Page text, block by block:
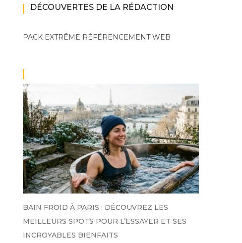
DÉCOUVERTES DE LA RÉDACTION
PACK EXTRÊME RÉFÉRENCEMENT WEB
BAIN FROID À PARIS : DÉCOUVREZ LES
MEILLEURS SPOTS POUR L’ESSAYER ET SES
INCROYABLES BIENFAITS